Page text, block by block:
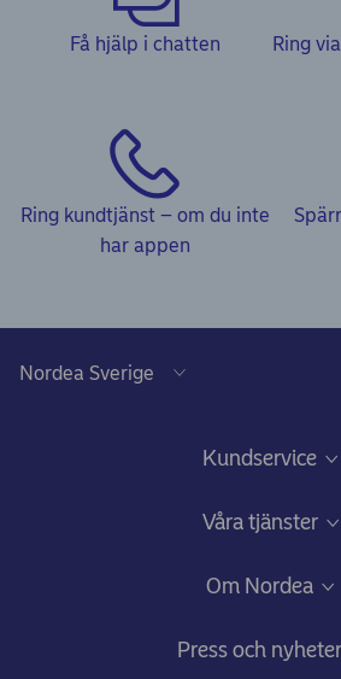
Få hjälp i chatten
Ring
Ring kundtjänst – om du inte
har appen
Kundservice
Frågor & svar och Kundservice
Beröm, förslag eller klagomål
Våra tjänster
Sparande och investeringar
Om Nordea
Press och nyheter